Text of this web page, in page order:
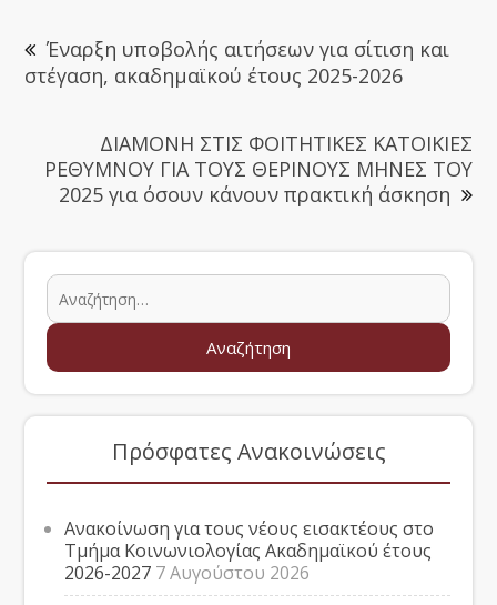
Έναρξη υποβολής αιτήσεων για σίτιση και
στέγαση, ακαδημαϊκού έτους 2025-2026
ΔΙΑΜΟΝΗ ΣΤΙΣ ΦΟΙΤΗΤΙΚΕΣ ΚΑΤΟΙΚΙΕΣ
ΡΕΘΥΜΝΟΥ ΓΙΑ ΤΟΥΣ ΘΕΡΙΝΟΥΣ ΜΗΝΕΣ ΤΟΥ
2025 για όσουν κάνουν πρακτική άσκηση
Πρόσφατες Ανακοινώσεις
Ανακοίνωση για τους νέους εισακτέους στο
Τμήμα Κοινωνιολογίας Ακαδημαϊκού έτους
2026-2027 7 Αυγούστου 2026